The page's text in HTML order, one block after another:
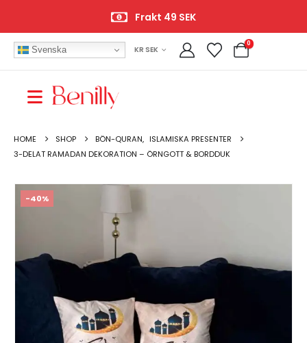
Frakt 49 SEK
Svenska KR SEK
0
HOME SHOP BÖN-QURAN, ISLAMISKA PRESENTER
3-DELAT RAMADAN DEKORATION – ÖRNGOTT & BORDDUK
-40%